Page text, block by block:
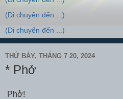
THỨ BẢY, THÁNG 7 20, 2024
* Phở
Phở!